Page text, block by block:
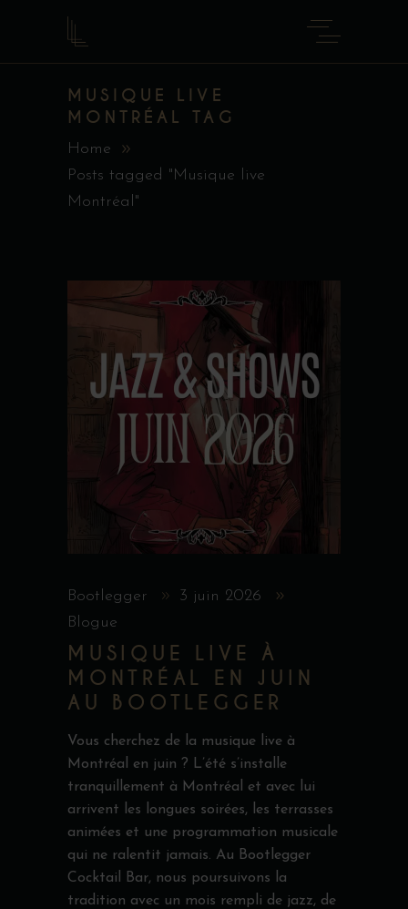
MUSIQUE LIVE
MONTRÉAL TAG
Home
Posts tagged "Musique live
Montréal"
Bootlegger
3 juin 2026
Blogue
MUSIQUE LIVE À
MONTRÉAL EN JUIN
AU BOOTLEGGER
Vous cherchez de la musique live à
Montréal en juin ? L’été s’installe
tranquillement à Montréal et avec lui
arrivent les longues soirées, les terrasses
animées et une programmation musicale
qui ne ralentit jamais. Au Bootlegger
Cocktail Bar, nous poursuivons la
tradition avec un mois rempli de jazz, de